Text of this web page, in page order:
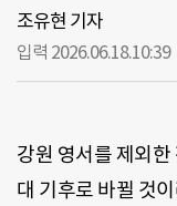
조유현 기자
입력 2026.06.18.10:39
강원 영서를 제외
대 기후로 바뀔 것